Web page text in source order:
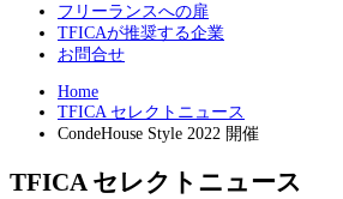
フリーランスへの扉
TFICAが推奨する企業
お問合せ
Home
TFICA セレクトニュース
CondeHouse Style 2022 開催
TFICA セレクトニュース